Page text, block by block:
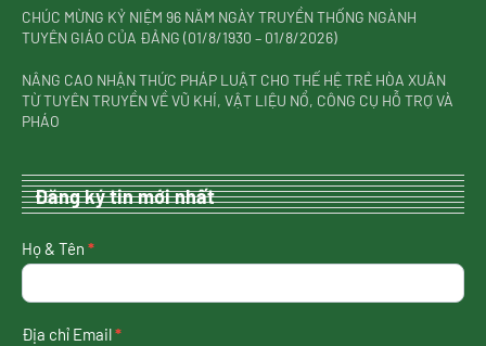
CHÚC MỪNG KỶ NIỆM 96 NĂM NGÀY TRUYỀN THỐNG NGÀNH
TUYÊN GIÁO CỦA ĐẢNG (01/8/1930 – 01/8/2026)
NÂNG CAO NHẬN THỨC PHÁP LUẬT CHO THẾ HỆ TRẺ HÒA XUÂN
TỪ TUYÊN TRUYỀN VỀ VŨ KHÍ, VẬT LIỆU NỔ, CÔNG CỤ HỖ TRỢ VÀ
PHÁO
Đăng ký tin mới nhất
nhận
tin
nhất
Họ & Tên *
Địa chỉ Email*